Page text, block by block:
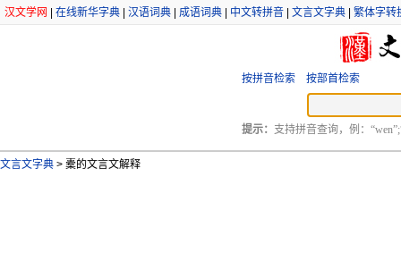
汉文学网 在线新华字典 汉语词典 成语词典 中文转拼音 文言文字典 繁体字转
按拼音检索 按部首检索
提示： 支持拼音查询，例：
文言文字典 > 橐的文言文解释